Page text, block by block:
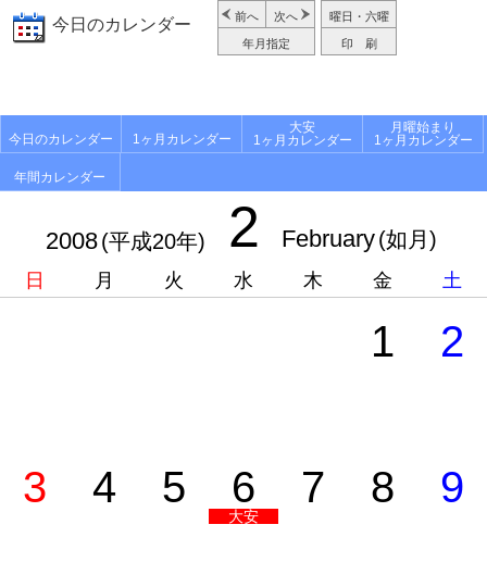
今日のカレンダー 前へ 次へ
年月指定
曜日・六曜
印 刷
今日のカレンダー 1ヶ月カレンダー
大安
1ヶ月カレンダー
月曜始まり
1ヶ月カレンダー
年間カレンダー
2008(平成20年) 2 February(如月)
日 月 火 水 木 金 土
1 2
3 4 5 6
大安
7 8 9